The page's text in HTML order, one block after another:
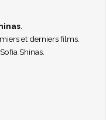
et derniers films.
Shinas.